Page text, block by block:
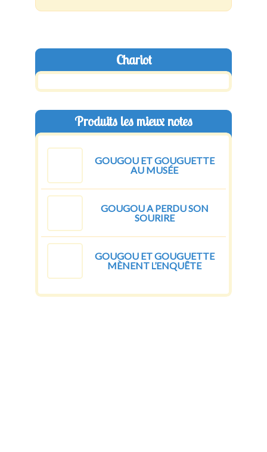
Chariot
Produits les mieux notes
GOUGOU ET GOUGUETTE
AU MUSÉE
GOUGOU A PERDU SON
SOURIRE
GOUGOU ET GOUGUETTE
MÈNENT L’ENQUÊTE